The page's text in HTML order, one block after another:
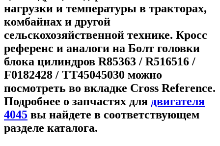
нагрузки и температуры в тракторах,
комбайнах и другой
сельскохозяйственной технике. Кросс
референс и аналоги на Болт головки
блока цилиндров R85363 / R516516 /
F0182428 / TT45045030 можно
посмотреть во вкладке Cross Reference.
Подробнее о запчастях для двигателя
4045 вы найдете в соответствующем
разделе каталога.